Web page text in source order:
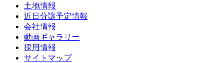
土地情報
近日分譲予定情報
会社情報
動画ギャラリー
採用情報
サイトマップ